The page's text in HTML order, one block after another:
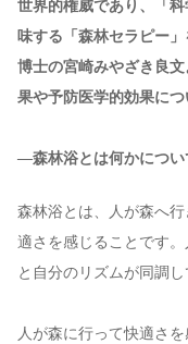
世界的権威であり、「
味する「森林セラピー
博士の宮崎みやざき良
果や予防医学的効果につ
—森林浴とは何かについ
森林浴とは、人が森へ
適さを感じることです
と自分のリズムが同調
人が森に行って快適さ